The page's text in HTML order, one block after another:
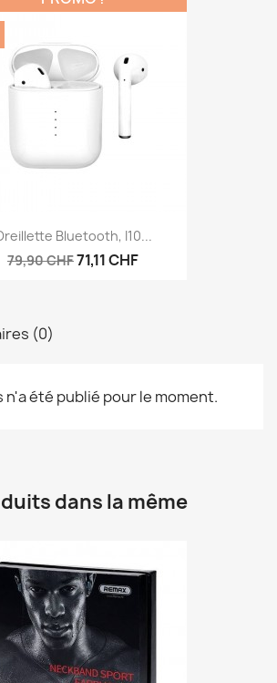
Bluetooth, I10...
79,90 CHF71,11 CHF
(0)
n'a été publié pour le moment.
dans la même